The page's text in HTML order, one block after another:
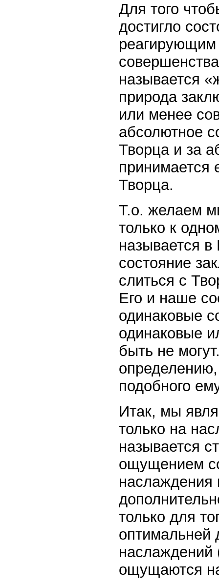
Для того
достигло
реагирующим
называется
природа
или менее
абсолютное
Творца и за
принимается
Творца.
Т.о. желаем
только к
называется
состояние
слиться с
Его и наше
одинаковые
одинаковые
быть не
подобного
Итак, мы
только на
называется
ощущением
наслаждения
только для
оптимальней
наслаждений
ощущаются